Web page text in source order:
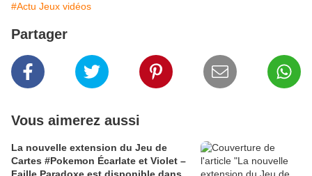
#Actu Jeux vidéos
Partager
Vous aimerez aussi
La nouvelle extension du Jeu de
Cartes #Pokemon Écarlate et Violet –